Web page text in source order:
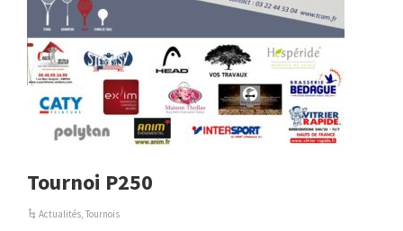
Tournoi P250
Actualités,Tournois